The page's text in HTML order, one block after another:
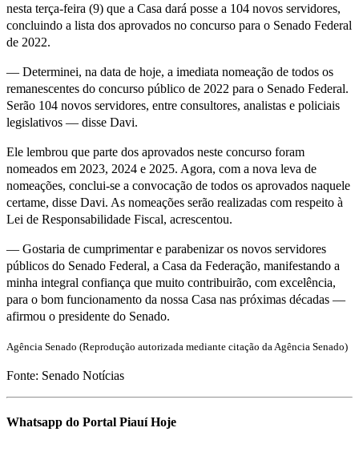
nesta terça-feira (9) que a Casa dará posse a 104 novos servidores,
concluindo a lista dos aprovados no concurso para o Senado Federal
de 2022.
— Determinei, na data de hoje, a imediata nomeação de todos os
remanescentes do concurso público de 2022 para o Senado Federal.
Serão 104 novos servidores, entre consultores, analistas e policiais
legislativos — disse Davi.
Ele lembrou que parte dos aprovados neste concurso foram
nomeados em 2023, 2024 e 2025. Agora, com a nova leva de
nomeações, conclui-se a convocação de todos os aprovados naquele
certame, disse Davi. As nomeações serão realizadas com respeito à
Lei de Responsabilidade Fiscal, acrescentou.
— Gostaria de cumprimentar e parabenizar os novos servidores
públicos do Senado Federal, a Casa da Federação, manifestando a
minha integral confiança que muito contribuirão, com excelência,
para o bom funcionamento da nossa Casa nas próximas décadas —
afirmou o presidente do Senado.
Agência Senado (Reprodução autorizada mediante citação da Agência Senado)
Fonte: Senado Notícias
Whatsapp do Portal Piauí Hoje